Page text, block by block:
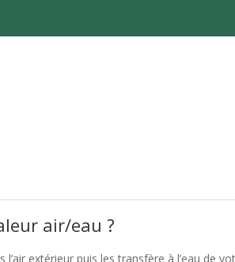
air/eau ?
extérieur puis les transfère à l’eau de